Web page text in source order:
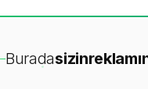
Buradasizin